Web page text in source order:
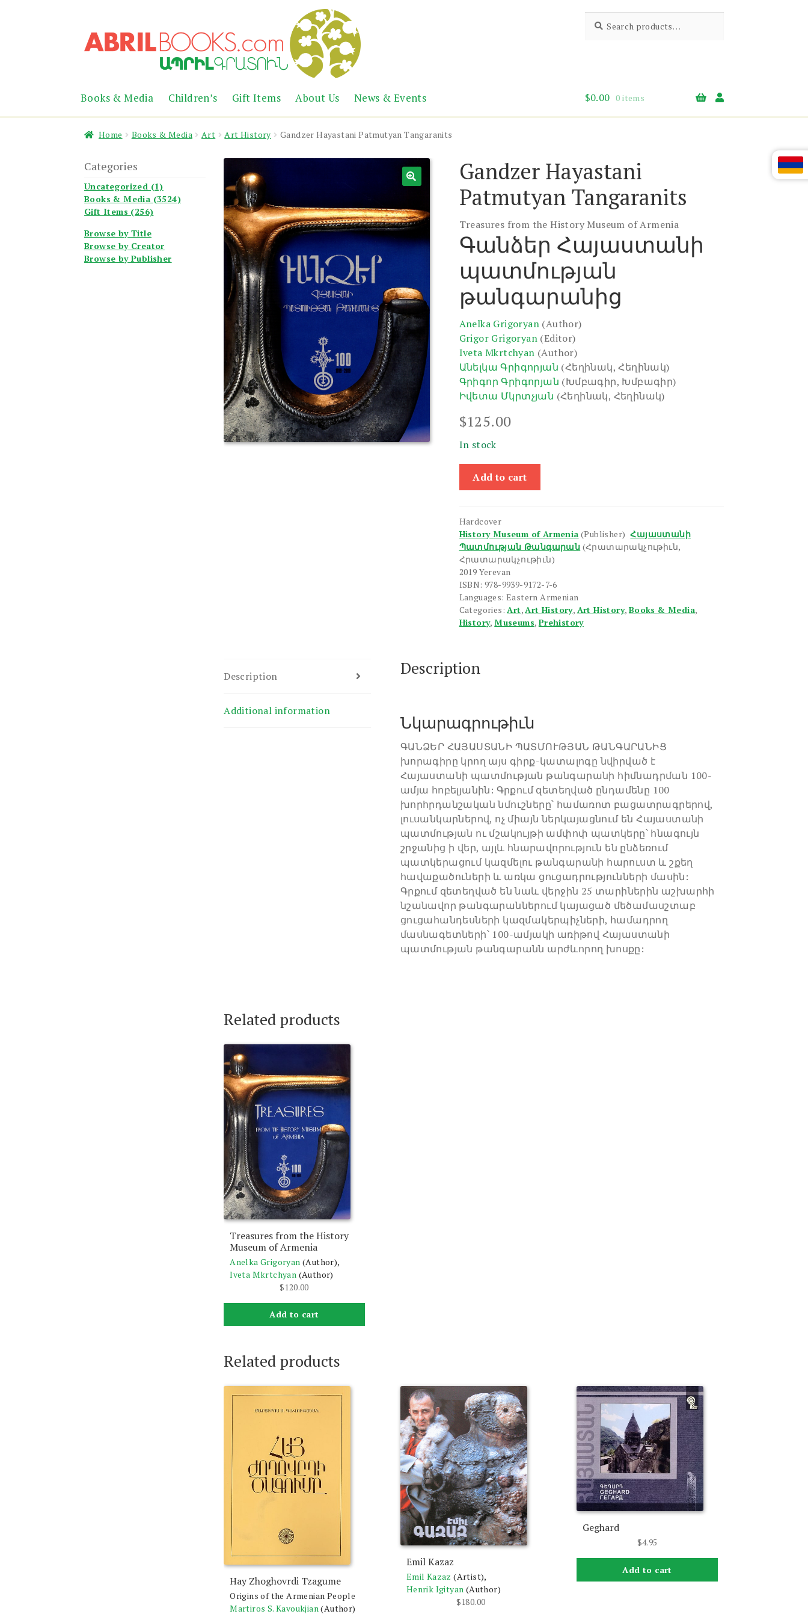
to
navigation
to
content
Abril
Books
the
Armenian
Heritage
for:
Books & Media Children’s Gift Items About Us News & Events $0.00 0 items
Home Books & Media Art Art History Gandzer Hayastani Patmutyan Tangaranits
Gandzer Hayastani
Patmutyan Tangaranits
Treasures from the History Museum of Armenia
Գանձեր Հայաստանի
պատմության
թանգարանից
Anelka Grigoryan (Author)
Grigor Grigoryan (Editor)
Iveta Mkrtchyan (Author)
Անելկա Գրիգորյան (Հեղինակ, Հեղինակ)
Գրիգոր Գրիգորյան (Խմբագիր, Խմբագիր)
Իվետա Մկրտչյան (Հեղինակ, Հեղինակ)
$125.00
In stock
Gandzer
Hayastani
quantity
Add to cart
Hardcover
History Museum of Armenia (Publisher) Հայաստանի
Պատմության Թանգարան (Հրատարակչութիւն,
Հրատարակչութիւն)
2019 Yerevan
ISBN: 978-9939-9172-7-6
Languages: Eastern Armenian
Categories:Art,Art History, Art History, Books & Media,
History,Museums, Prehistory
Description
Additional information
Description
Նկարագրութիւն
ԳԱՆՁԵՐ ՀԱՅԱՍՏԱՆԻ ՊԱՏՄՈՒԹՅԱՆ ԹԱՆԳԱՐԱՆԻՑ
խորագիրը կրող այս գիրք-կատալոգը նվիրված է
Հայաստանի պատմության թանգարանի հիմնադրման 100-
ամյա հոբելյանին: Գրքում զետեղված ընդամենը 100
խորհրդանշական նմուշները՝ համառոտ բացատրագրերով,
լուսանկարներով, ոչ միայն ներկայացնում են Հայաստանի
պատմության ու մշակույթի ամփոփ պատկերը՝ հնագույն
շրջանից ի վեր, այլև հնարավորություն են ընձեռում
պատկերացում կազմելու թանգարանի հարուստ և շքեղ
հավաքածուների և առկա ցուցադրությունների մասին:
Գրքում զետեղված են նաև վերջին 25 տարիներին աշխարհի
նշանավոր թանգարաններում կայացած մեծամասշտաբ
ցուցահանդեսների կազմակերպիչների, համադրող
մասնագետների՝ 100-ամյակի առիթով Հայաստանի
պատմության թանգարանն արժևորող խոսքը:
Related products
Treasures from the History
Museum of Armenia
Anelka Grigoryan (Author),
Iveta Mkrtchyan (Author)
$120.00
Add to cart
Related products
Hay Zhoghovrdi Tzagume
Origins of the Armenian People
Martiros S. Kavoukjian(Author)
Emil Kazaz
Emil Kazaz (Artist),
Henrik Igityan (Author)
$180.00
Geghard
$4.95
Add to cart
Categories
Uncategorized (1)
Books & Media (3524)
Gift Items (256)
Browse by Title
Browse by Creator
Browse by Publisher